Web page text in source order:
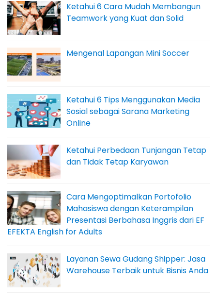
Ketahui 6 Cara Mudah Membangun
Teamwork yang Kuat dan Solid
Mengenal Lapangan Mini Soccer
Ketahui 6 Tips Menggunakan Media
Sosial sebagai Sarana Marketing
Online
Ketahui Perbedaan Tunjangan Tetap
dan Tidak Tetap Karyawan
Cara Mengoptimalkan Portofolio
Mahasiswa dengan Keterampilan
Presentasi Berbahasa Inggris dari EF
EFEKTA English for Adults
Layanan Sewa Gudang Shipper: Jasa
Warehouse Terbaik untuk Bisnis Anda